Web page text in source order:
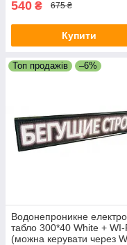
540 ₴ 675 ₴
Купити
Топ продажів –6%
Водонепроникне
табло 300*40 White + WI-
(можна керувати через